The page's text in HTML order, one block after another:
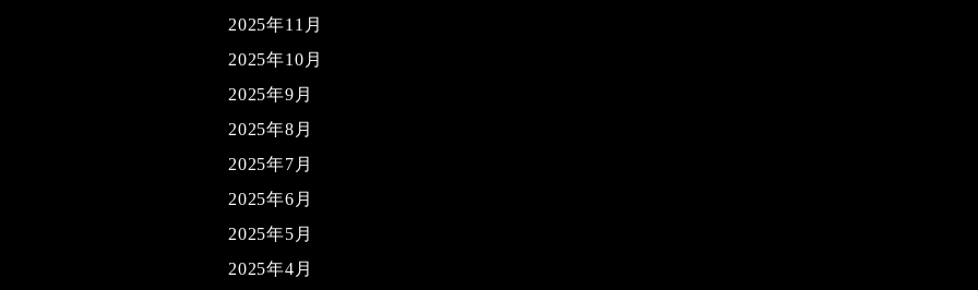
2025年11月
2025年10月
2025年9月
2025年8月
2025年7月
2025年6月
2025年5月
2025年4月